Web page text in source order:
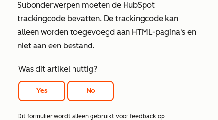
Subonderwerpen moeten de HubSpot
trackingcode bevatten. De trackingcode kan
alleen worden toegevoegd aan HTML-pagina's en
niet aan een bestand.
Was dit artikel nuttig?
Yes No
Dit formulier wordt alleen gebruikt voor feedback op